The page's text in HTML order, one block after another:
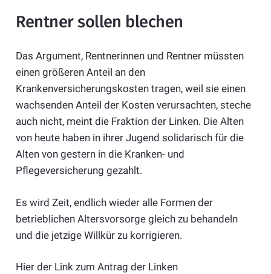
Rentner sollen blechen
Das Argument, Rentnerinnen und Rentner müssten
einen größeren Anteil an den
Krankenversicherungskosten tragen, weil sie einen
wachsenden Anteil der Kosten verursachten, steche
auch nicht, meint die Fraktion der Linken. Die Alten
von heute haben in ihrer Jugend solidarisch für die
Alten von gestern in die Kranken- und
Pflegeversicherung gezahlt.
Es wird Zeit, endlich wieder alle Formen der
betrieblichen Altersvorsorge gleich zu behandeln
und die jetzige Willkür zu korrigieren.
Hier der Link zum Antrag der Linken